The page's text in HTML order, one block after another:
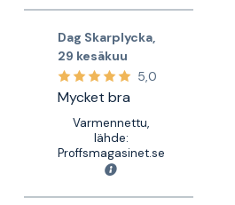
Dag Skarplycka,
29 kesäkuu
5,0
Mycket bra
Varmennettu,
lähde:
Proffsmagasinet.se